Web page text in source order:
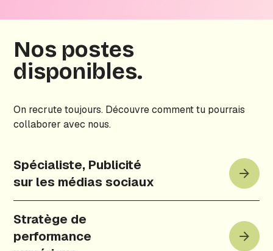
Nos postes
disponibles.
On recrute toujours. Découvre comment tu pourrais
collaborer avec nous.
Spécialiste, Publicité
sur les médias sociaux
Stratège de
performance